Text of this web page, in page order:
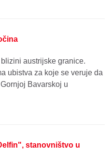
austrijske granice.
ubistva za koje se veruje da
Bavarskoj u
stanovništvo u